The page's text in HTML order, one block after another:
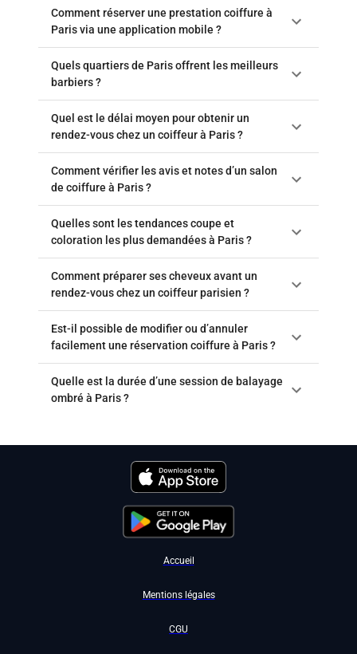
Comment réserver une prestation coiffure à
Paris via une application mobile ?
Quels quartiers de Paris offrent les meilleurs
barbiers ?
Quel est le délai moyen pour obtenir un
rendez-vous chez un coiffeur à Paris ?
Comment vérifier les avis et notes d’un salon
de coiffure à Paris ?
Quelles sont les tendances coupe et
coloration les plus demandées à Paris ?
Comment préparer ses cheveux avant un
rendez-vous chez un coiffeur parisien ?
Est-il possible de modifier ou d’annuler
facilement une réservation coiffure à Paris ?
Quelle est la durée d’une session de balayage
ombré à Paris ?
Accueil
Mentions légales
CGU